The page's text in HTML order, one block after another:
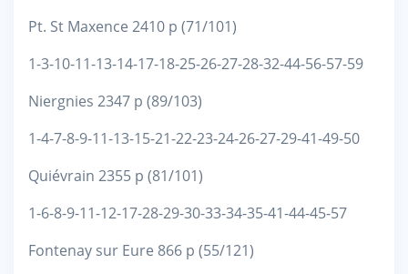
Pt. St Maxence 2410 p (71/101)
1-3-10-11-13-14-17-18-25-26-27-28-32-44-56-57-59
Niergnies 2347 p (89/103)
1-4-7-8-9-11-13-15-21-22-23-24-26-27-29-41-49-50
Quiévrain 2355 p (81/101)
1-6-8-9-11-12-17-28-29-30-33-34-35-41-44-45-57
Fontenay sur Eure 866 p (55/121)